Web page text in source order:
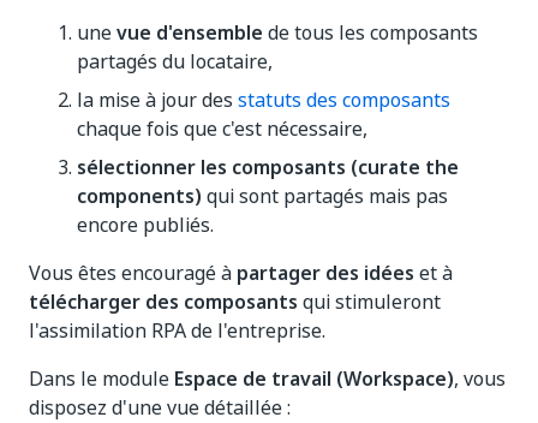
unevue d'ensemble de tous les composants
partagés du locataire,
la mise à jour des statuts des composants
chaque fois que c'est nécessaire,
sélectionner les composants (curate the
components) qui sont partagés mais pas
encore publiés.
Vous êtes encouragé à partager des idées et à
télécharger des composants qui stimuleront
l'assimilation RPA de l'entreprise.
Dans le module Espace de travail (Workspace), vous
disposez d'une vue détaillée :